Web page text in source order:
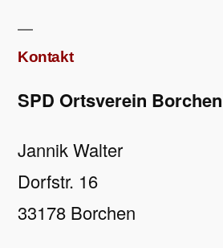
Kontakt
SPD Ortsverein Borchen
Jannik Walter
Dorfstr. 16
33178 Borchen